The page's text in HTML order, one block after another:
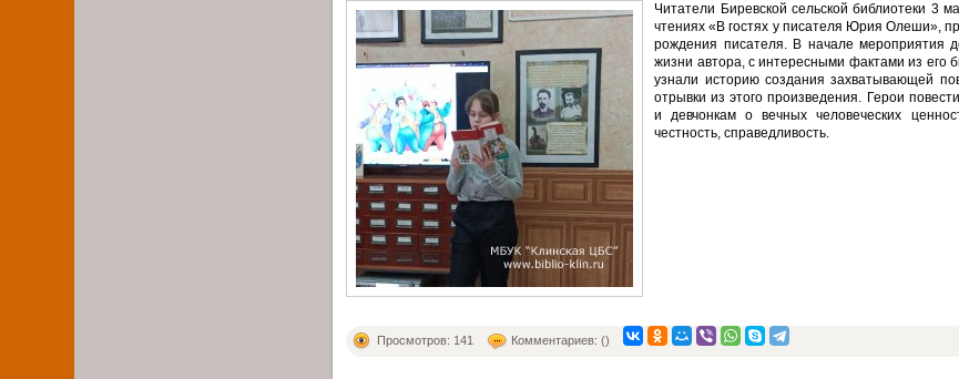
Читатели Биревской сельской библиотеки 3
чтениях «В гостях у писателя Юрия Олеши»,
рождения писателя. В начале мероприятия
жизни автора, с интересными фактами из его
узнали историю создания захватывающей
отрывки из этого произведения. Герои
и девчонкам о вечных человеческих
честность, справедливость.
Просмотров: 141 Комментариев: ()